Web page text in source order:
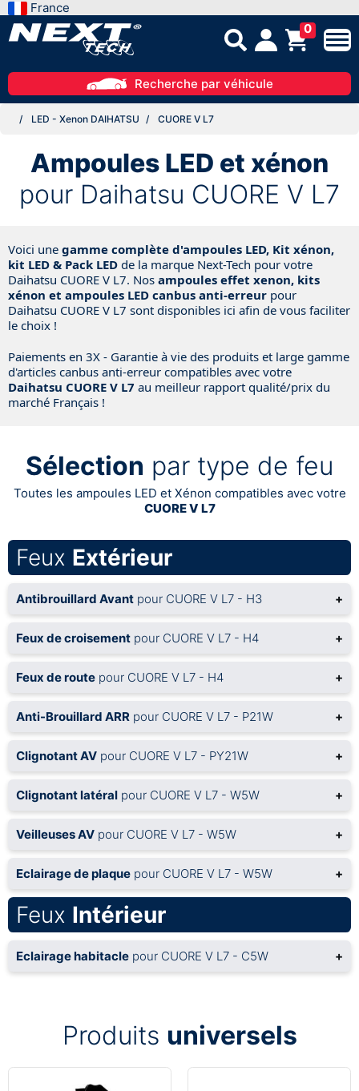
France
0
Recherche par véhicule
LED - Xenon DAIHATSU CUORE V L7
Ampoules LED et xénon
pour Daihatsu CUORE V L7
Voici une gamme complète d'ampoules LED, Kit xénon,
kit LED & Pack LED de la marque Next-Tech pour votre
Daihatsu CUORE V L7. Nos ampoules effet xenon, kits
xénon et ampoules LED canbus anti-erreur pour
Daihatsu CUORE V L7 sont disponibles ici afin de vous faciliter
le choix !
Paiements en 3X - Garantie à vie des produits et large gamme
d'articles canbus anti-erreur compatibles avec votre
Daihatsu CUORE V L7 au meilleur rapport qualité/prix du
marché Français !
Sélection par type de feu
Toutes les ampoules LED et Xénon compatibles avec votre
CUORE V L7
Feux Extérieur
Antibrouillard Avant pour CUORE V L7 - H3 +
Feux de croisement pour CUORE V L7 - H4 +
Feux de route pour CUORE V L7 - H4 +
Anti-Brouillard ARR pour CUORE V L7 - P21W +
Clignotant AV pour CUORE V L7 - PY21W +
Clignotant latéral pour CUORE V L7 - W5W +
Veilleuses AV pour CUORE V L7 - W5W +
Eclairage de plaque pour CUORE V L7 - W5W +
Feux Intérieur
Eclairage habitacle pour CUORE V L7 - C5W +
Produits universels